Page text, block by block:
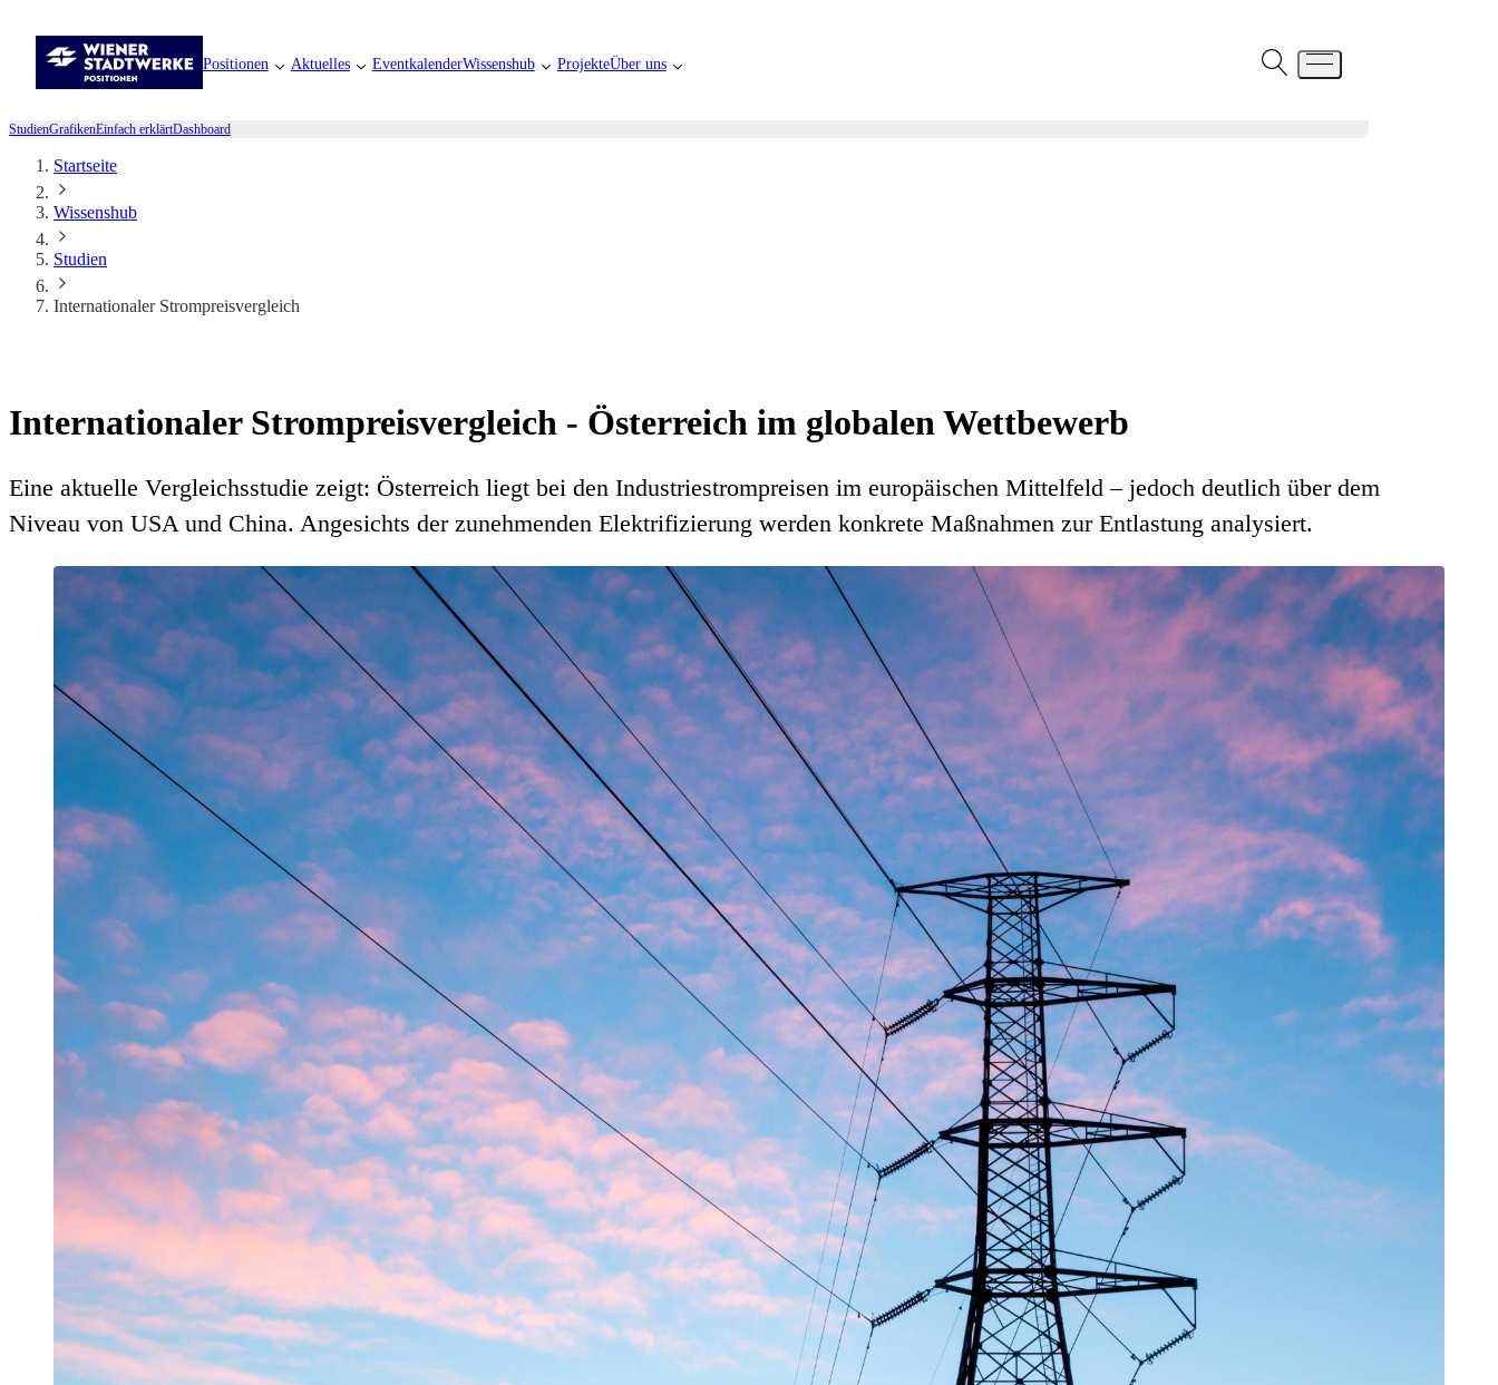
Positionen Aktuelles EventkalenderWissenshub ProjekteÜber uns
StudienGrafikenEinfach erklärtDashboard
Startseite
Wissenshub
Studien
Internationaler Strompreisvergleich
Internationaler Strompreisvergleich - Österreich im globalen Wettbewerb
Eine aktuelle Vergleichsstudie zeigt: Österreich liegt bei den Industriestrompreisen im europäischen Mittelfeld – jedoch deutlich über dem
Niveau von USA und China. Angesichts der zunehmenden Elektrifizierung werden konkrete Maßnahmen zur Entlastung analysiert.